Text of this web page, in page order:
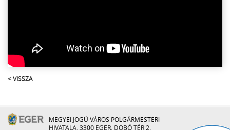
< VISSZA
MEGYEI JOGÚ VÁROS POLGÁRMESTERI
HIVATALA, 3300 EGER, DOBÓ TÉR 2.